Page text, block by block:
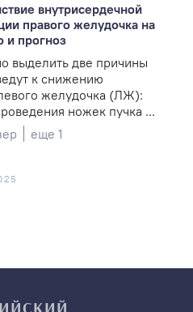
внутрисердечной
правого желудочка на
и прогноз
выделить две причины
к снижению
желудочка (ЛЖ):
ножек пучка ...
еще 1